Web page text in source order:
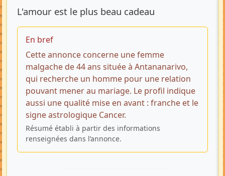
L'amour est le plus beau cadeau
En bref
Cette annonce concerne une femme
malgache de 44 ans située à Antananarivo,
qui recherche un homme pour une relation
pouvant mener au mariage. Le profil indique
aussi une qualité mise en avant : franche et le
signe astrologique Cancer.
Résumé établi à partir des informations
renseignées dans l’annonce.